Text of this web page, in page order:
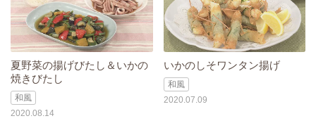
夏野菜の揚げびたし＆いかの
焼きびたし
和風
2020.08.14
いかのしそワンタン揚げ
和風
2020.07.09